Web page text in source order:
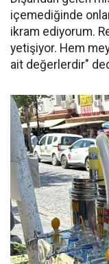
içemediğinde
ikram ediyorum.
yetişiyor. Hem
ait değerlerdir"